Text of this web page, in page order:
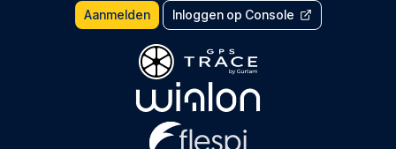
Aanmelden Inloggen op Console